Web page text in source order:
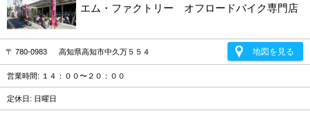
エム・ファクトリー オフロードバイク専門店
〒 780-0983 高知県高知市中久万５５４ 地図を見る
営業時間: １４：００〜２０：００
定休日: 日曜日